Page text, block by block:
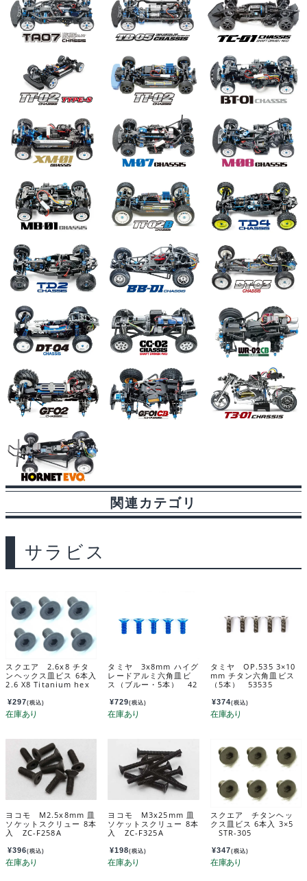
関連カテゴリ
サラビス
スクエア 2.6x8 チタ
ンヘックス皿ビス 6本入
2.6 X8 Titanium hex
s.) STR-268
¥297(税込)
タミヤ 3x8mm ハイグ
レードアルミ六角皿ビ
ス（ブルー・5本） 42
¥729(税込)
タミヤ OP.535 3×10
mm チタン六角皿ビス
（5本） 53535
¥374(税込)
ヨコモ M2.5x8mm 皿
ソケットスクリュー 8本
入 ZC-F258A
¥396(税込)
ヨコモ M3x25mm 皿
ソケットスクリュー 8本
入 ZC-F325A
¥198(税込)
スクエア チタンヘッ
クス皿ビス 6本入 3×5
STR-305
¥347(税込)